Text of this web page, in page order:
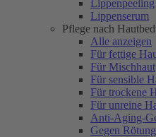
Lippenpeeling
Lippenserum
Pflege nach
Alle anzeigen
Für fettige
Für Mischhaut
Für sensible
Für trockene
Für unreine
Anti-Aging-
Gegen